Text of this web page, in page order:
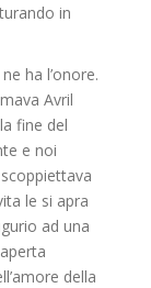
in
ha l’onore.
Avril
fine del
e noi
le si apra
ad una
della